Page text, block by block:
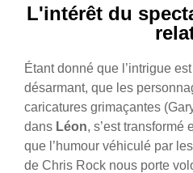
L'intérêt du
Étant donné que l’intrigue
désarmant, que les
caricatures grimaçantes
dans Léon, s’est transformé
que l’humour véhiculé par
de Chris Rock nous porte